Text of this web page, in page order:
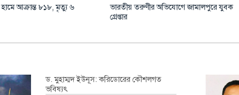
ঢাকাসহ যেসব এলাকায় বজ্রবৃষ্টির আভাস হাছান-নওফেলদের বিচারে সাক্ষ্য
ড. মুহাম্মদ ইউনূস: করিডোরের কৌশলগত
ভবিষ্যৎ